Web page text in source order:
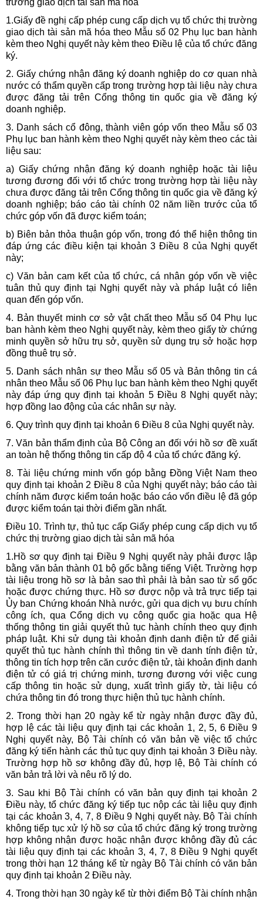
1.Giấy đề nghị cấp phép cung cấp dịch vụ tổ chức thị trường
giao dịch tài sản mã hóa theo Mẫu số 02 Phụ lục ban hành
kèm theo Nghị quyết này kèm theo Điều lệ của tổ chức đăng
ký.
2. Giấy chứng nhận đăng ký doanh nghiệp do cơ quan nhà
nước có thẩm quyền cấp trong trường hợp tài liệu này chưa
được đăng tải trên Cổng thông tin quốc gia về đăng ký
doanh nghiệp.
3. Danh sách cổ đông, thành viên góp vốn theo Mẫu số 03
Phụ lục ban hành kèm theo Nghị quyết này kèm theo các tài
liệu sau:
a) Giấy chứng nhận đăng ký doanh nghiệp hoặc tài liệu
tương đương đối với tổ chức trong trường hợp tài liệu này
chưa được đăng tải trên Cổng thông tin quốc gia về đăng ký
doanh nghiệp; báo cáo tài chính 02 năm liền trước của tổ
chức góp vốn đã được kiểm toán;
b) Biên bản thỏa thuận góp vốn, trong đó thể hiện thông tin
đáp ứng các điều kiện tại khoản 3 Điều 8 của Nghị quyết
này;
c) Văn bản cam kết của tổ chức, cá nhân góp vốn về việc
tuân thủ quy định tại Nghị quyết này và pháp luật có liên
quan đến góp vốn.
4. Bản thuyết minh cơ sở vật chất theo Mẫu số 04 Phụ lục
ban hành kèm theo Nghị quyết này, kèm theo giấy tờ chứng
minh quyền sở hữu trụ sở, quyền sử dụng trụ sở hoặc hợp
đồng thuê trụ sở.
5. Danh sách nhân sự theo Mẫu số 05 và Bản thông tin cá
nhân theo Mẫu số 06 Phụ lục ban hành kèm theo Nghị quyết
này đáp ứng quy định tại khoản 5 Điều 8 Nghị quyết này;
hợp đồng lao động của các nhân sự này.
6. Quy trình quy định tại khoản 6 Điều 8 của Nghị quyết này.
7. Văn bản thẩm định của Bộ Công an đối với hồ sơ đề xuất
an toàn hệ thống thông tin cấp độ 4 của tổ chức đăng ký.
8. Tài liệu chứng minh vốn góp bằng Đồng Việt Nam theo
quy định tại khoản 2 Điều 8 của Nghị quyết này; báo cáo tài
chính năm được kiểm toán hoặc báo cáo vốn điều lệ đã góp
được kiểm toán tại thời điểm gần nhất.
Điều 10. Trình tự, thủ tục cấp Giấy phép cung cấp dịch vụ tổ
chức thị trường giao dịch tài sản mã hóa
1.Hồ sơ quy định tại Điều 9 Nghị quyết này phải được lập
bằng văn bản thành 01 bộ gốc bằng tiếng Việt. Trường hợp
tài liệu trong hồ sơ là bản sao thì phải là bản sao từ sổ gốc
hoặc được chứng thực. Hồ sơ được nộp và trả trực tiếp tại
Ủy ban Chứng khoán Nhà nước, gửi qua dịch vụ bưu chính
công ích, qua Cổng dịch vụ công quốc gia hoặc qua Hệ
thống thông tin giải quyết thủ tục hành chính theo quy định
pháp luật. Khi sử dụng tài khoản định danh điện tử để giải
quyết thủ tục hành chính thì thông tin về danh tính điện tử,
thông tin tích hợp trên căn cước điện tử, tài khoản định danh
điện tử có giá trị chứng minh, tương đương với việc cung
cấp thông tin hoặc sử dụng, xuất trình giấy tờ, tài liệu có
chứa thông tin đó trong thực hiện thủ tục hành chính.
2. Trong thời hạn 20 ngày kể từ ngày nhận được đầy đủ,
hợp lệ các tài liệu quy định tại các khoản 1, 2, 5, 6 Điều 9
Nghị quyết này, Bộ Tài chính có văn bản về việc tổ chức
đăng ký tiến hành các thủ tục quy định tại khoản 3 Điều này.
Trường hợp hồ sơ không đầy đủ, hợp lệ, Bộ Tài chính có
văn bản trả lời và nêu rõ lý do.
3. Sau khi Bộ Tài chính có văn bản quy định tại khoản 2
Điều này, tổ chức đăng ký tiếp tục nộp các tài liệu quy định
tại các khoản 3, 4, 7, 8 Điều 9 Nghị quyết này. Bộ Tài chính
không tiếp tục xử lý hồ sơ của tổ chức đăng ký trong trường
hợp không nhận được hoặc nhận được không đầy đủ các
tài liệu quy định tại các khoản 3, 4, 7, 8 Điều 9 Nghị quyết
trong thời hạn 12 tháng kể từ ngày Bộ Tài chính có văn bản
quy định tại khoản 2 Điều này.
4. Trong thời hạn 30 ngày kể từ thời điểm Bộ Tài chính nhận